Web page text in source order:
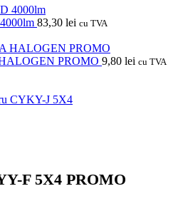
83,30 lei cu TVA
PROMO 9,80 lei cu TVA
F 5X4 PROMO